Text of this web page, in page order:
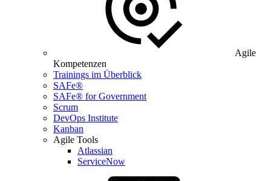
Agile
Kompetenzen
Trainings im Überblick
SAFe®
SAFe® for Government
Scrum
DevOps Institute
Kanban
Agile Tools
Atlassian
ServiceNow